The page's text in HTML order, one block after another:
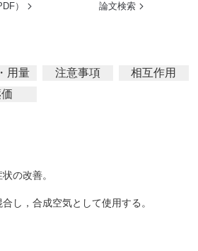
） 論文検索
用量 注意事項
相互作用
の改善。
し，合成空気として使用する。